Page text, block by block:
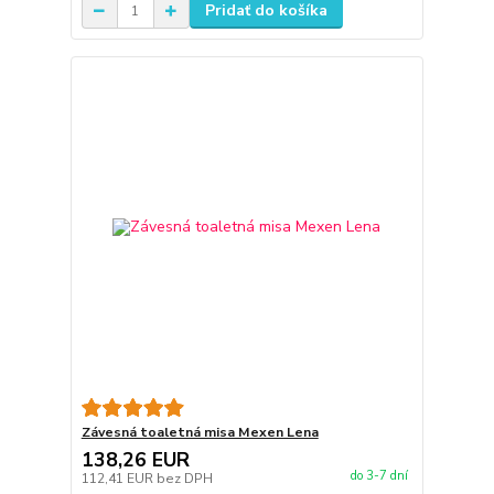
Pridať do košíka
Závesná toaletná misa Mexen Lena
138,26 EUR
112,41 EUR bez DPH do 3-7 dní